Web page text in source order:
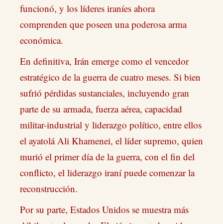
funcionó, y los líderes iraníes ahora
comprenden que poseen una poderosa arma
económica.
En definitiva, Irán emerge como el vencedor
estratégico de la guerra de cuatro meses. Si bien
sufrió pérdidas sustanciales, incluyendo gran
parte de su armada, fuerza aérea, capacidad
militar-industrial y liderazgo político, entre ellos
el ayatolá Ali Khamenei, el líder supremo, quien
murió el primer día de la guerra, con el fin del
conflicto, el liderazgo iraní puede comenzar la
reconstrucción.
Por su parte, Estados Unidos se muestra más